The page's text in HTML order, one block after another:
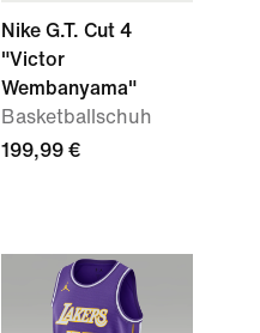
Nike G.T. Cut 4
"Victor
Wembanyama"
Basketballschuh
199,99 €